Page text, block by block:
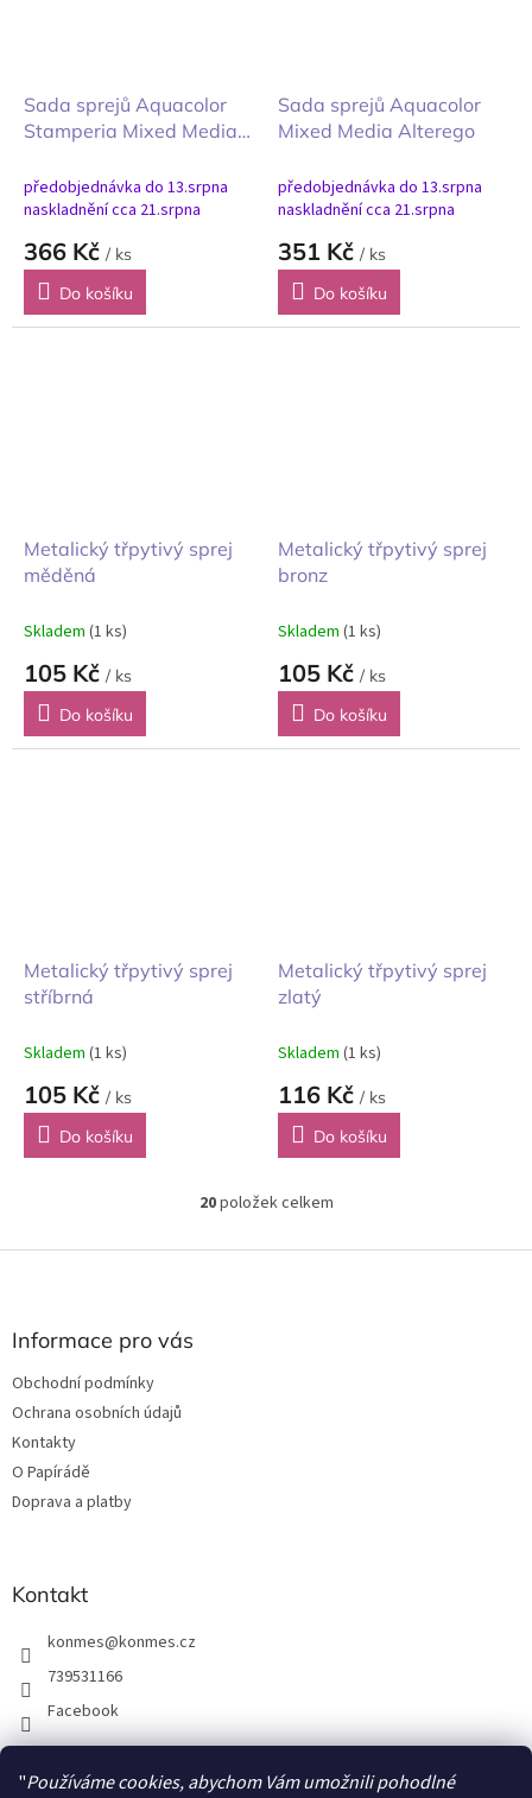
"Používáme cookies, abychom Vám umožnili pohodlné
Sada sprejů Aquacolor
Stamperia Mixed Media
předobjednávka do 13.srpna
naskladnění cca 21.srpna
366 Kč / ks
Do košíku
Sada sprejů Aquacolor
Mixed Media Alterego
předobjednávka do 13.srpna
naskladnění cca 21.srpna
351 Kč / ks
Do košíku
Metalický třpytivý sprej
měděná
Skladem (1 ks)
105 Kč / ks
Do košíku
Metalický třpytivý sprej
bronz
Skladem (1 ks)
105 Kč / ks
Do košíku
Metalický třpytivý sprej
stříbrná
Skladem (1 ks)
105 Kč / ks
Do košíku
Metalický třpytivý sprej
zlatý
Skladem (1 ks)
116 Kč / ks
Do košíku
O
l
20položek celkem
Z
Informace pro vás
Obchodní podmínky
Ochrana osobních údajů
Kontakty
O Papírádě
Doprava a platby
Kontakt
konmes@konmes.cz
739531166
Facebook